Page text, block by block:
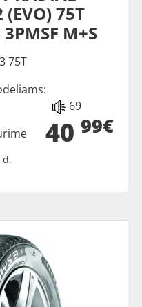
(EVO) 75T
M+S
75T
69
40 99€
d.